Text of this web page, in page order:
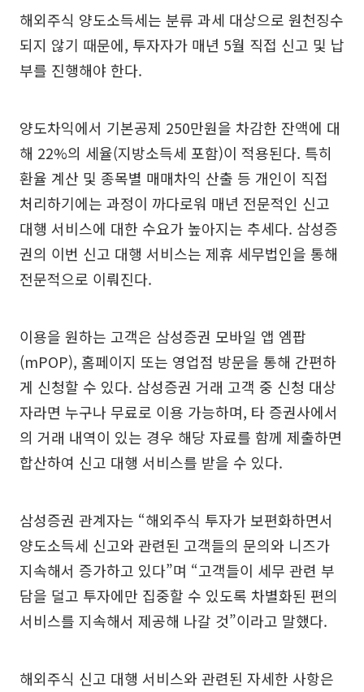
해외주식 양도소득세는 분류 과세 대상으로 원천징수
되지 않기 때문에, 투자자가 매년 5월 직접 신고 및 납
부를 진행해야 한다.
양도차익에서 기본공제 250만원을 차감한 잔액에 대
해 22%의 세율(지방소득세 포함)이 적용된다. 특히
환율 계산 및 종목별 매매차익 산출 등 개인이 직접
처리하기에는 과정이 까다로워 매년 전문적인 신고
대행 서비스에 대한 수요가 높아지는 추세다. 삼성증
권의 이번 신고 대행 서비스는 제휴 세무법인을 통해
전문적으로 이뤄진다.
이용을 원하는 고객은 삼성증권 모바일 앱 엠팝
(mPOP), 홈페이지 또는 영업점 방문을 통해 간편하
게 신청할 수 있다. 삼성증권 거래 고객 중 신청 대상
자라면 누구나 무료로 이용 가능하며, 타 증권사에서
의 거래 내역이 있는 경우 해당 자료를 함께 제출하면
합산하여 신고 대행 서비스를 받을 수 있다.
삼성증권 관계자는 “해외주식 투자가 보편화하면서
양도소득세 신고와 관련된 고객들의 문의와 니즈가
지속해서 증가하고 있다”며 “고객들이 세무 관련 부
담을 덜고 투자에만 집중할 수 있도록 차별화된 편의
서비스를 지속해서 제공해 나갈 것”이라고 말했다.
해외주식 신고 대행 서비스와 관련된 자세한 사항은